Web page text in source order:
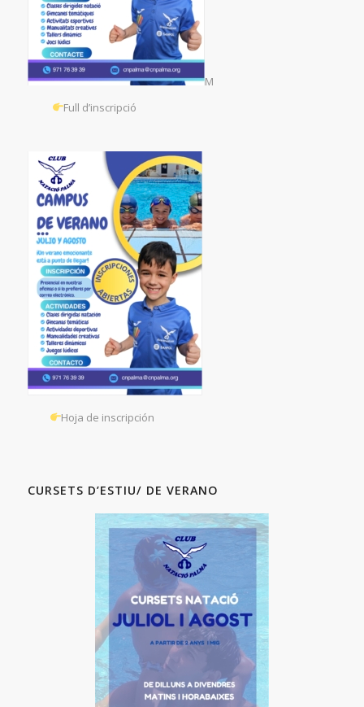
M
Full d’inscripció
Hoja de inscripción
CURSETS D’ESTIU/ DE VERANO